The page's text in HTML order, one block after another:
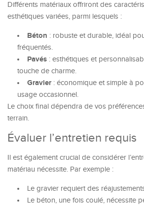
Différents matériaux offriront des
esthétiques variées, parmi lesquels :
Béton : robuste et durable, idéal
fréquentés.
Pavés : esthétiques et
touche de charme.
Gravier: économique et simple à
usage occasionnel.
Le choix final dépendra de vos
terrain.
Évaluer l’entretien requis
Il est également crucial de considérer
matériau nécessite. Par exemple :
Le gravier requiert des
Le béton, une fois coulé, nécessite